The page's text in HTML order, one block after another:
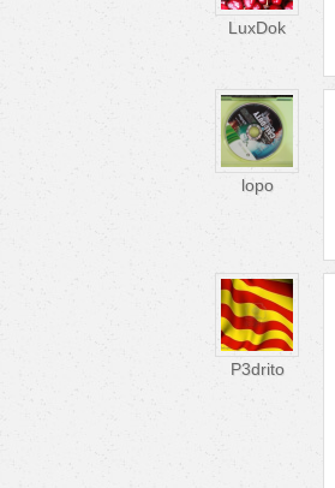
LuxDok
lopo
P3drito